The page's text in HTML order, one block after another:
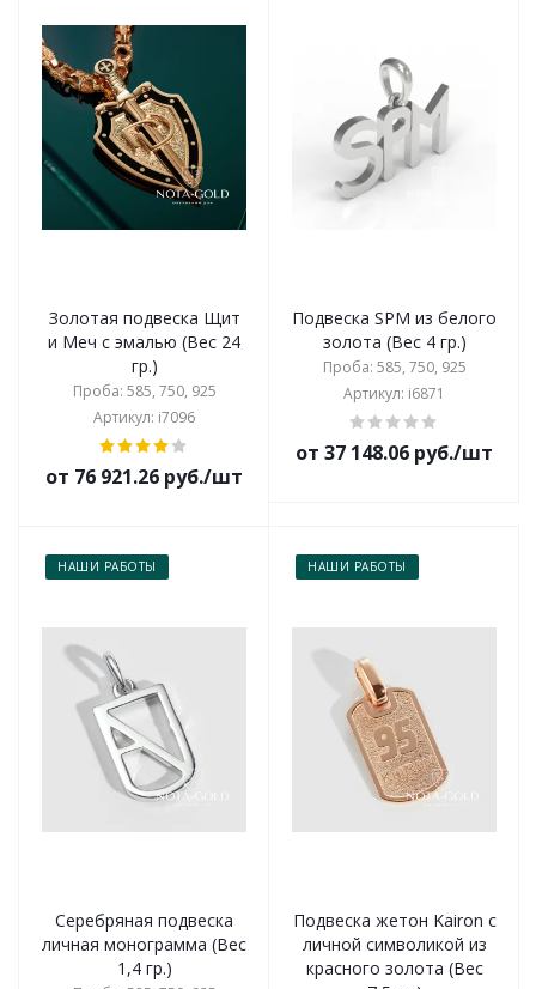
Золотая подвеска Щит
и Меч с эмалью (Вес 24
гр.)
Проба: 585, 750, 925
Артикул: i7096
от 76 921.26 руб./шт
Подвеска SPM из белого
золота (Вес 4 гр.)
Проба: 585, 750, 925
Артикул: i6871
от 37 148.06 руб./шт
НАШИ РАБОТЫ
Серебряная подвеска
личная монограмма (Вес
1,4 гр.)
НАШИ РАБОТЫ
Подвеска жетон Kairon с
личной символикой из
красного золота (Вес